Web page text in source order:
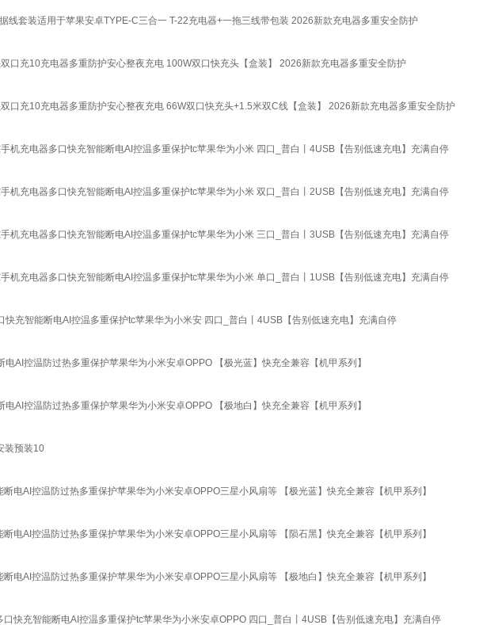
线套装适用于苹果安卓TYPE-C三合一 T-22充电器+一拖三线带包装 2026新款充电器多重安全防护
口充10充电器多重防护安心整夜充电 100W双口快充头【盒装】 2026新款充电器多重安全防护
口充10充电器多重防护安心整夜充电 66W双口快充头+1.5米双C线【盒装】 2026新款充电器多重安全防护
机充电器多口快充智能断电AI控温多重保护tc苹果华为小米 四口_普白丨4USB【告别低速充电】充满自停
机充电器多口快充智能断电AI控温多重保护tc苹果华为小米 双口_普白丨2USB【告别低速充电】充满自停
机充电器多口快充智能断电AI控温多重保护tc苹果华为小米 三口_普白丨3USB【告别低速充电】充满自停
机充电器多口快充智能断电AI控温多重保护tc苹果华为小米 单口_普白丨1USB【告别低速充电】充满自停
充智能断电AI控温多重保护tc苹果华为小米安 四口_普白丨4USB【告别低速充电】充满自停
AI控温防过热多重保护苹果华为小米安卓OPPO 【极光蓝】快充全兼容【机甲系列】
AI控温防过热多重保护苹果华为小米安卓OPPO 【极地白】快充全兼容【机甲系列】
装预装10
电AI控温防过热多重保护苹果华为小米安卓OPPO三星小风扇等 【极光蓝】快充全兼容【机甲系列】
电AI控温防过热多重保护苹果华为小米安卓OPPO三星小风扇等 【陨石黑】快充全兼容【机甲系列】
电AI控温防过热多重保护苹果华为小米安卓OPPO三星小风扇等 【极地白】快充全兼容【机甲系列】
快充智能断电AI控温多重保护tc苹果华为小米安卓OPPO 四口_普白丨4USB【告别低速充电】充满自停